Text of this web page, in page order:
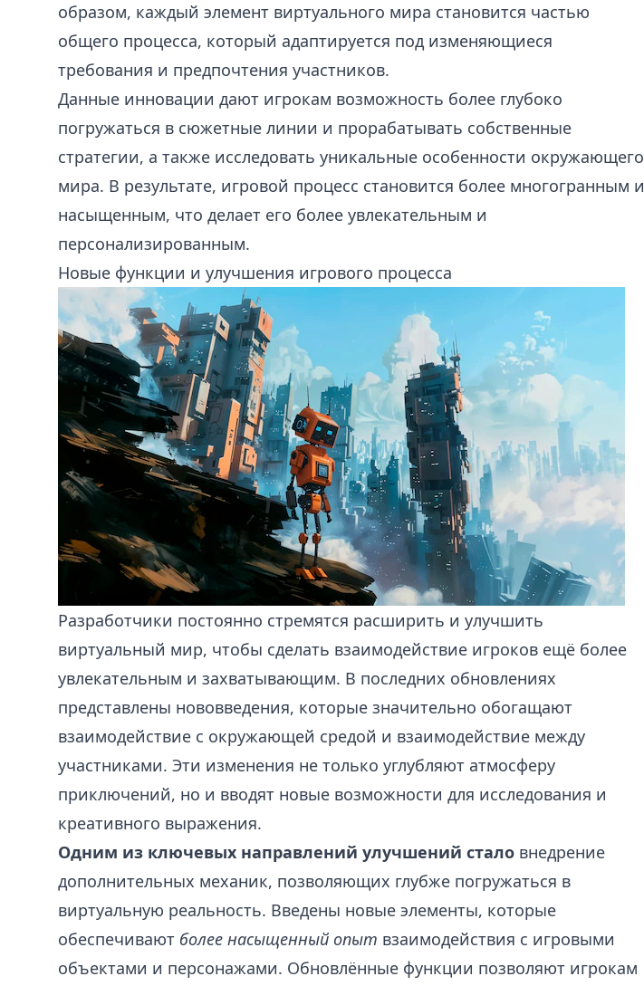
образом, каждый элемент виртуального мира становится частью
общего процесса, который адаптируется под изменяющиеся
требования и предпочтения участников.
Данные инновации дают игрокам возможность более глубоко
погружаться в сюжетные линии и прорабатывать собственные
стратегии, а также исследовать уникальные особенности окружающего
мира. В результате, игровой процесс становится более многогранным и
насыщенным, что делает его более увлекательным и
персонализированным.
Новые функции и улучшения игрового процесса
Разработчики постоянно стремятся расширить и улучшить
виртуальный мир, чтобы сделать взаимодействие игроков ещё более
увлекательным и захватывающим. В последних обновлениях
представлены нововведения, которые значительно обогащают
взаимодействие с окружающей средой и взаимодействие между
участниками. Эти изменения не только углубляют атмосферу
приключений, но и вводят новые возможности для исследования и
креативного выражения.
Одним из ключевых направлений улучшений стало внедрение
дополнительных механик, позволяющих глубже погружаться в
виртуальную реальность. Введены новые элементы, которые
обеспечивают более насыщенный опыт взаимодействия с игровыми
объектами и персонажами. Обновлённые функции позволяют игрокам